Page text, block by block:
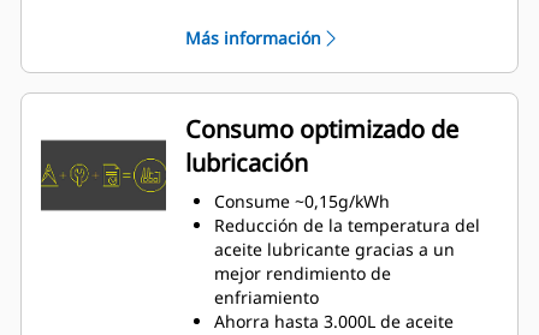
aplicaciones, tales como gas
natural, biogás, boca de pozo y
operación de gas propano
Máxima flexibilidad gracias a las
diferentes variantes de motor
Más información
Consumo optimizado de
lubricación
Consume ~0,15g/kWh
Reducción de la temperatura del
aceite lubricante gracias a un
mejor rendimiento de
enfriamiento
Ahorra hasta 3.000L de aceite